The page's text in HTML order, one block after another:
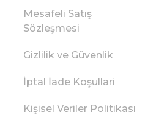
Mesafeli Satış
Sözleşmesi
Gizlilik ve Güvenlik
İptal İade Koşullari
Kişisel Veriler Politikası